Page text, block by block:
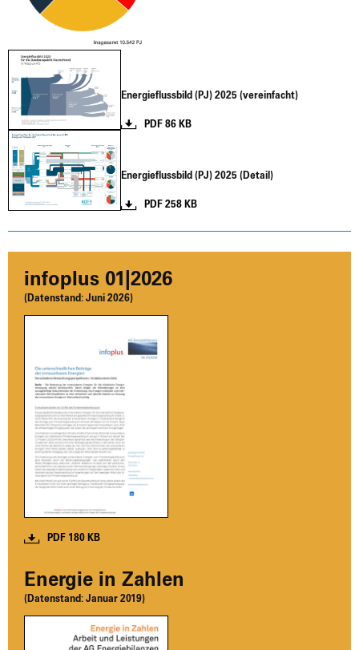
Ener­gie­fluss­bild (PJ) 2025 (ver­ein­facht)
PDF 86 KB
Ener­gie­fluss­bild (PJ) 2025 (Detail)
PDF 258 KB
info­plus 01|2026
(Daten­stand: Juni 2026)
PDF 180 KB
Ener­gie in Zah­len
(Daten­stand: Janu­ar 2019)